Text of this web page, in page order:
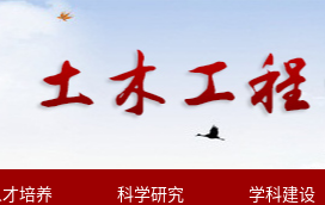
才培养 科学研究 学科建设